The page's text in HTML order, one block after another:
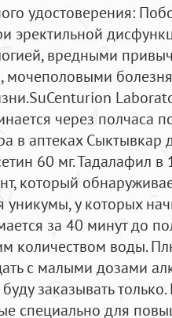
удостоверения:
эректильной
вредными
через полчаса
в аптеках
60 мг. Тадалафил в
который
уникумы, у которых
за 40 минут до
количеством воды.
с малыми дозами
заказывать
специально для